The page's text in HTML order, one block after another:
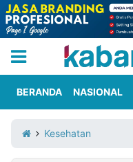
Iklan
Berita
Kami
BERANDA NASIONAL
Kesehatan